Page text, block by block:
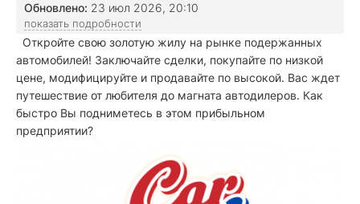
Обновлено: 23 июл 2026, 20:10
показать подробности
Откройте свою золотую жилу на рынке подержанных
автомобилей! Заключайте сделки, покупайте по низкой
цене, модифицируйте и продавайте по высокой. Вас ждет
путешествие от любителя до магната автодилеров. Как
быстро Вы подниметесь в этом прибыльном
предприятии?